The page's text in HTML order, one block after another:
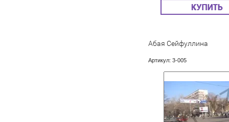
Абая Сейфуллина
Артикул: 3-005